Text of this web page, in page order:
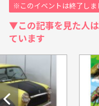
※このイベントは終了しま
▼この記事を見た人
ています